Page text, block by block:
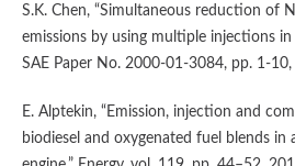
S.K. Chen, “Simultaneous reduction of
emissions by using multiple injections in
SAE Paper No. 2000-01-3084, pp. 1-
E. Alptekin, “Emission, injection and
biodiesel and oxygenated fuel blends in